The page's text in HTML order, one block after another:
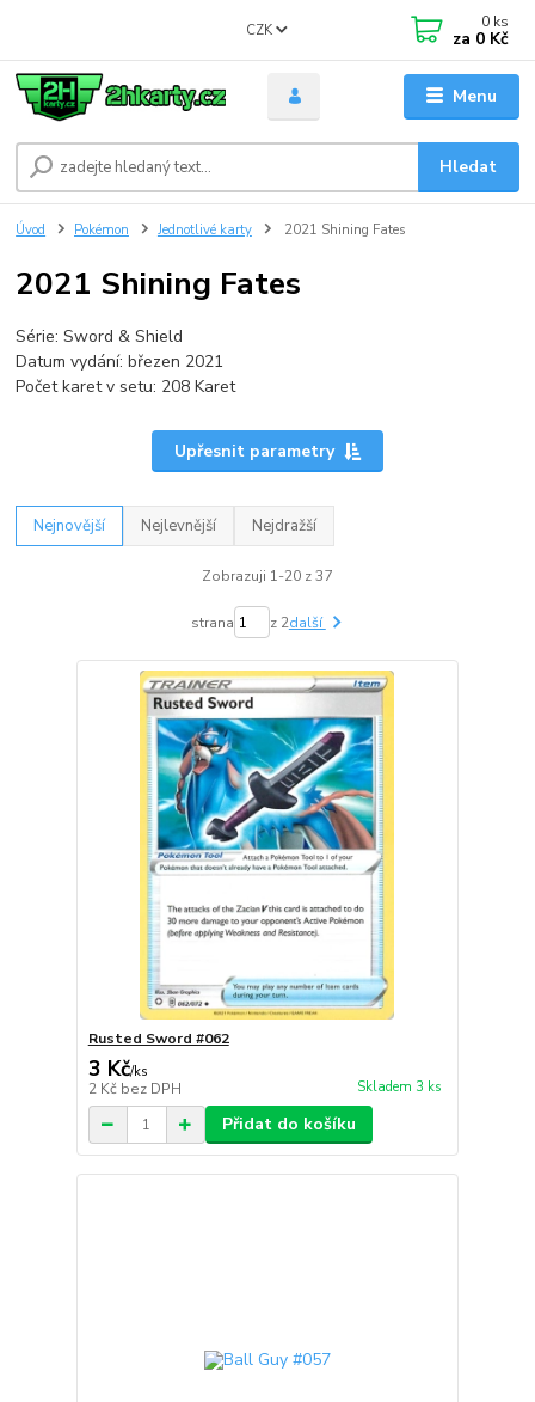
Menu
CZK
Hledat
0 ks
za 0 Kč
Úvod Pokémon Jednotlivé karty 2021 Shining Fates
2021 Shining Fates
Série: Sword & Shield
Datum vydání: březen 2021
Počet karet v setu: 208 Karet
Upřesnit parametry
Nejnovější Nejlevnější Nejdražší
Zobrazuji 1-20 z 37
strana z 2další
Rusted Sword #062
3 Kč/ks
2 Kč bez DPH Skladem 3 ks
Přidat do košíku